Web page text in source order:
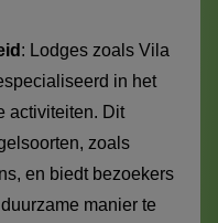
: Lodges zoals Vila
in het
activiteiten. Dit
zoals
en biedt bezoekers
manier te